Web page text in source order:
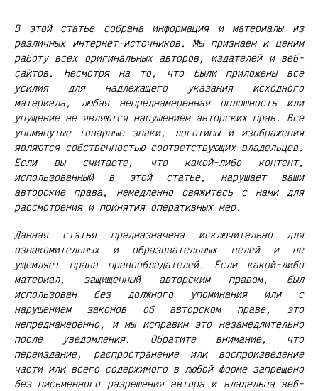
В этой статье собрана информация и материалы из
различных интернет-источников. Мы признаем и ценим
работу всех оригинальных авторов, издателей и веб-
сайтов. Несмотря на то, что были приложены все
усилия для надлежащего указания исходного
материала, любая непреднамеренная оплошность или
упущение не являются нарушением авторских прав. Все
упомянутые товарные знаки, логотипы и изображения
являются собственностью соответствующих владельцев.
Если вы считаете, что какой-либо контент,
использованный в этой статье, нарушает ваши
авторские права, немедленно свяжитесь с нами для
рассмотрения и принятия оперативных мер.
Данная статья предназначена исключительно для
ознакомительных и образовательных целей и не
ущемляет права правообладателей. Если какой-либо
материал, защищенный авторским правом, был
использован без должного упоминания или с
нарушением законов об авторском праве, это
непреднамеренно, и мы исправим это незамедлительно
после уведомления. Обратите внимание, что
переиздание, распространение или воспроизведение
части или всего содержимого в любой форме запрещено
без письменного разрешения автора и владельца веб-